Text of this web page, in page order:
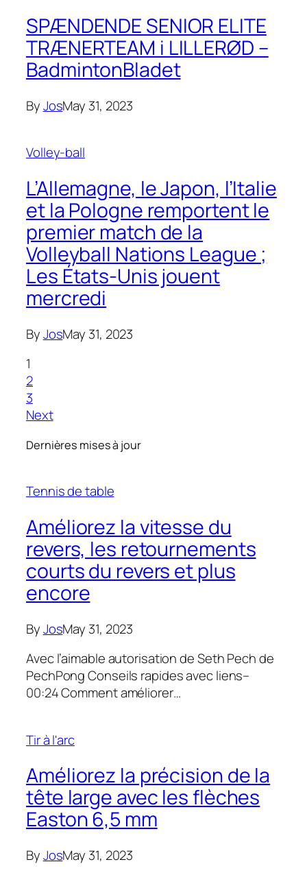
SPÆNDENDE SENIOR ELITE
TRÆNERTEAM i LILLERØD –
BadmintonBladet
ByJosMay 31, 2023
Volley-ball
L’Allemagne, le Japon, l’Italie
et la Pologne remportent le
premier match de la
Volleyball Nations League ;
Les États-Unis jouent
mercredi
ByJosMay 31, 2023
1
2
3
Next
Dernières mises à jour
Tennis de table
Améliorez la vitesse du
revers, les retournements
courts du revers et plus
encore
ByJosMay 31, 2023
Avec l’aimable autorisation de Seth Pech de
PechPong Conseils rapides avec liens–
00:24 Comment améliorer…
Tir à l'arc
Améliorez la précision de la
tête large avec les flèches
Easton 6,5 mm
ByJosMay 31, 2023